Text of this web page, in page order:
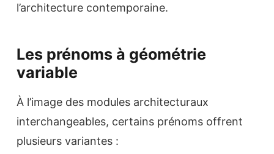
l’architecture contemporaine.
Les prénoms à géométrie
variable
À l’image des modules architecturaux
interchangeables, certains prénoms offrent
plusieurs variantes :